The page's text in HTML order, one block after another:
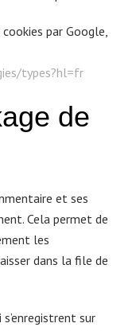
par Google,
types?hl=fr
de
et ses
Cela permet de
les
dans la file de
sur